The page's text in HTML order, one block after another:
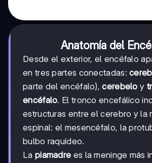
Anatomía del
Desde el exterior, el encéfalo
en tres partes conectadas:
parte del encéfalo),cerebelo y
encéfalo. El tronco encefálico
estructuras entre el cerebro y la
espinal: el mesencéfalo, la
bulbo raquídeo.
La piamadre es la meninge más